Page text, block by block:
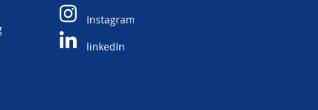
Instagram
linkedIn